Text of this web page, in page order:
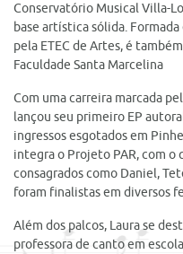
Conservatório Musical Villa-
base artística sólida.
pela ETEC de Artes, é
Faculdade Santa Marcelina
Com uma carreira marcada
lançou seu primeiro EP
ingressos esgotados em
integra o Projeto PAR, com o
consagrados como Daniel,
foram finalistas em diversos
Além dos palcos, Laura se
professora de canto em